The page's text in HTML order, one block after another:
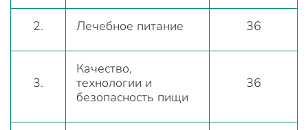
2. Лечебное питание 36
3.
Качество,
технологии и
безопасность пищи
36